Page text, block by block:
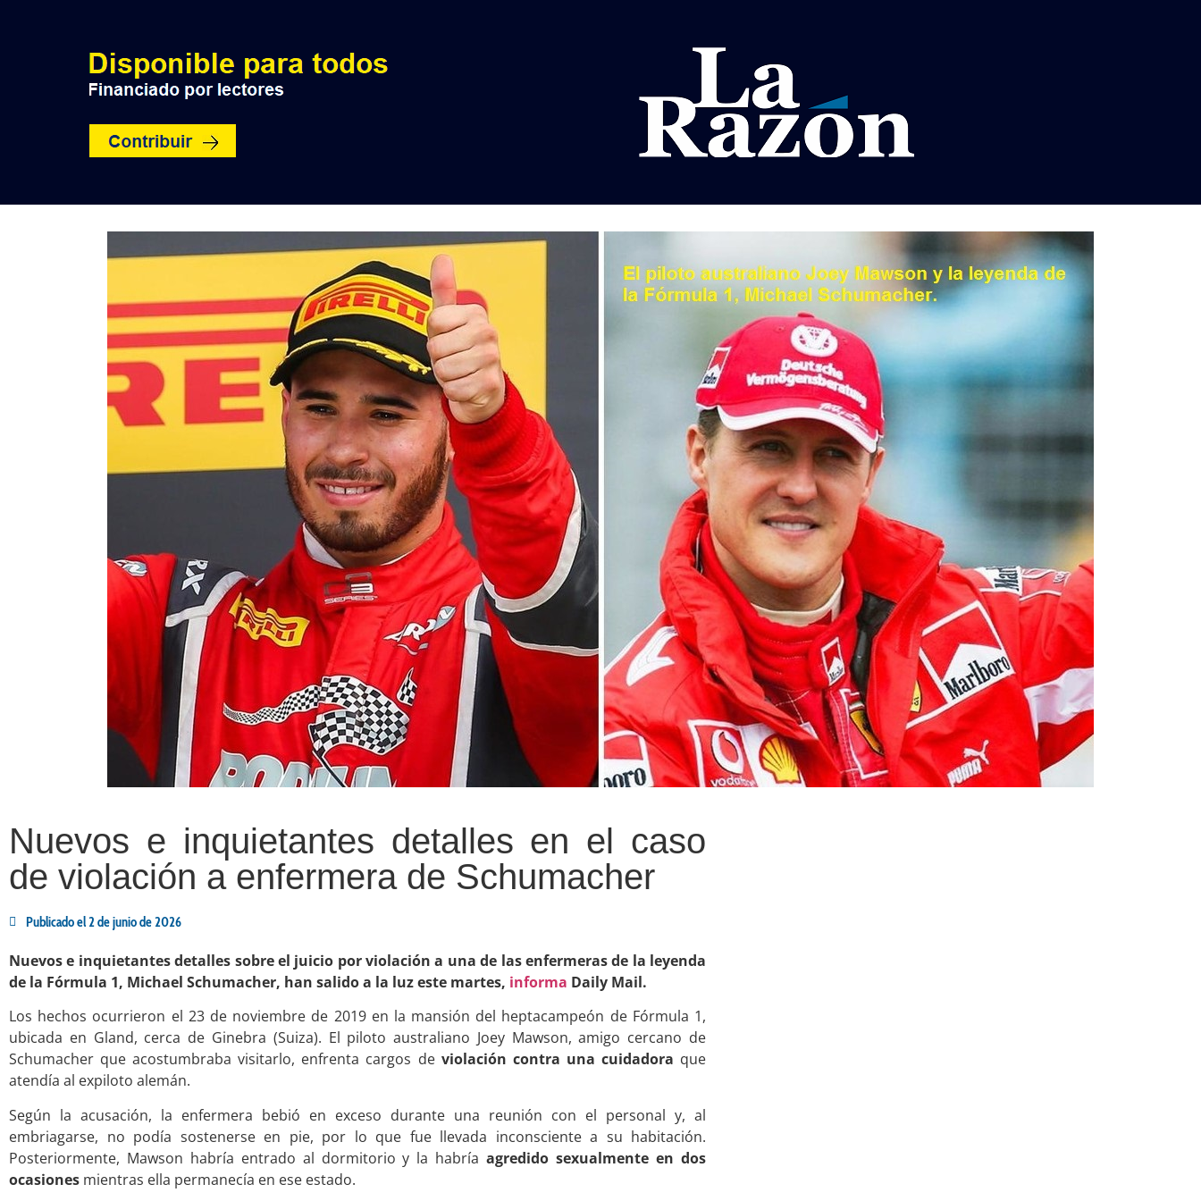
Nuevos e inquietantes detalles en el caso
de violación a enfermera de Schumacher
Publicado el2 de junio de 2026
Nuevos e inquietantes detalles sobre el juicio por violación a una de las enfermeras de la leyenda
de la Fórmula 1, Michael Schumacher, han salido a la luz este martes, informa Daily Mail.
Los hechos ocurrieron el 23 de noviembre de 2019 en la mansión del heptacampeón de Fórmula 1,
ubicada en Gland, cerca de Ginebra (Suiza). El piloto australiano Joey Mawson, amigo cercano de
Schumacher que acostumbraba visitarlo, enfrenta cargos de violación contra una cuidadora que
atendía al expiloto alemán.
Según la acusación, la enfermera bebió en exceso durante una reunión con el personal y, al
embriagarse, no podía sostenerse en pie, por lo que fue llevada inconsciente a su habitación.
Posteriormente, Mawson habría entrado al dormitorio y la habríaagredido sexualmente en dos
ocasiones mientras ella permanecía en ese estado.